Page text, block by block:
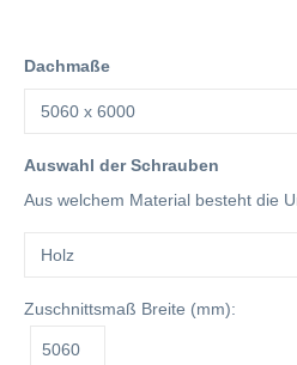
Dachmaße
Auswahl der Schrauben
Aus welchem Material besteht die
Zuschnittsmaß Breite (mm):